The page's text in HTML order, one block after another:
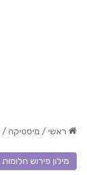
ראשי / מיסטיקה /
מילון פירוש חלומות